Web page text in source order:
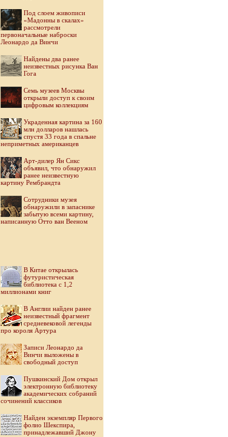
Под слоем живописи
«Мадонны в скалах»
рассмотрели
первоначальные наброски
Леонардо да Винчи
Найдены два ранее
неизвестных рисунка Ван
Гога
Семь музеев Москвы
открыли доступ к своим
цифровым коллекциям
Украденная картина за 160
млн долларов нашлась
спустя 33 года в спальне
неприметных американцев
Арт-дилер Ян Сикс
объявил, что обнаружил
ранее неизвестную
картину Рембрандта
Cотрудники музея
обнаружили в запаснике
забытую всеми картину,
написанную Отто ван Вееном
В Китае открылась
футуристическая
библиотека с 1,2
миллионами книг
В Англии найден ранее
неизвестный фрагмент
средневековой легенды
про короля Артура
Записи Леонардо да
Винчи выложены в
свободный доступ
Пушкинский Дом открыл
электронную библиотеку
академических собраний
сочинений классиков
Найден экземпляр Первого
фолио Шекспира,
принадлежавший Джону